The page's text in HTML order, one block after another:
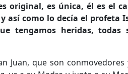
original, es única, él es el
así como lo decía el profeta
tengamos heridas, todas
Juan, que son conmovedores